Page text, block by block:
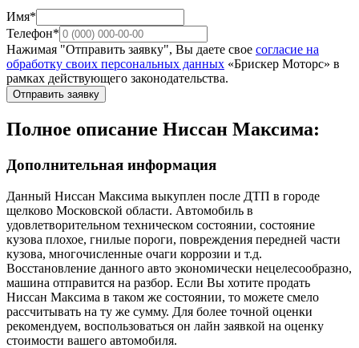
Имя*
Телефон*
Нажимая "Отправить заявку", Вы даете свое согласие на
обработку своих персональных данных «Брискер Моторс» в
рамках действующего законодательства.
Отправить заявку
Полное описание Ниссан Максима:
Дополнительная информация
Данный Ниссан Максима выкуплен после ДТП в городе
щелково Московской области. Автомобиль в
удовлетворительном техническом состоянии, состояние
кузова плохое, гнилые пороги, повреждения передней части
кузова, многочисленные очаги коррозии и т.д.
Восстановление данного авто экономически нецелесообразно,
машина отправится на разбор. Если Вы хотите продать
Ниссан Максима в таком же состоянии, то можете смело
рассчитывать на ту же сумму. Для более точной оценки
рекомендуем, воспользоваться он лайн заявкой на оценку
стоимости вашего автомобиля.